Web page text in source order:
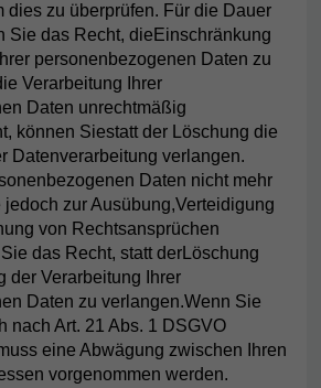
dies zu überprüfen. Für die Dauer
Sie das Recht, dieEinschränkung
personenbezogenen Daten zu
Verarbeitung Ihrer
Daten unrechtmäßig
können Siestatt der Löschung die
Datenverarbeitung verlangen.
Daten nicht mehr
zur Ausübung,Verteidigung
von Rechtsansprüchen
das Recht, statt derLöschung
der Verarbeitung Ihrer
Daten zu verlangen.Wenn Sie
nach Art. 21 Abs. 1 DSGVO
eine Abwägung zwischen Ihren
vorgenommen werden.